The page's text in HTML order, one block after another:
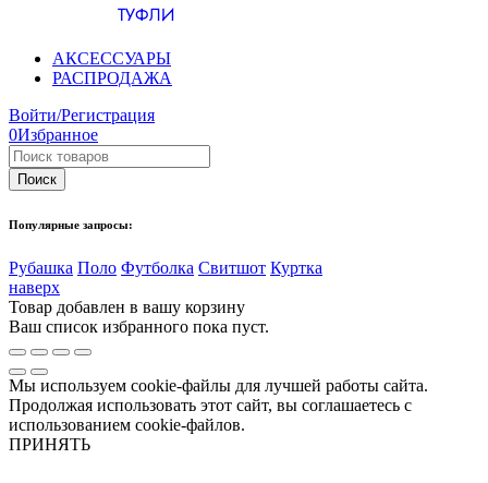
ТУФЛИ
АКСЕССУАРЫ
РАСПРОДАЖА
Войти/Регистрация
0Избранное
Популярные запросы:
Рубашка Поло Футболка Свитшот Куртка
наверх
Товар добавлен в вашу корзину
Ваш список избранного пока пуст.
Мы используем cookie-файлы для лучшей работы сайта.
Продолжая использовать этот сайт, вы соглашаетесь с
использованием cookie-файлов.
ПРИНЯТЬ